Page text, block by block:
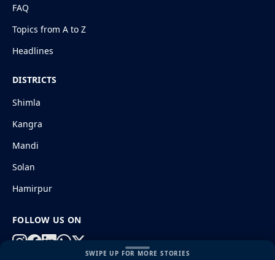
SWIPE UP FOR MORE STORIES
FAQ
Topics from A to Z
Headlines
DISTRICTS
Shimla
Kangra
Mandi
Solan
Hamirpur
FOLLOW US ON